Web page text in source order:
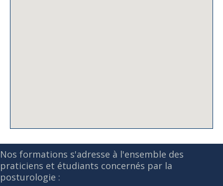
Nos formations s'adresse à l'ensemble des
praticiens et étudiants concernés par la
posturologie :